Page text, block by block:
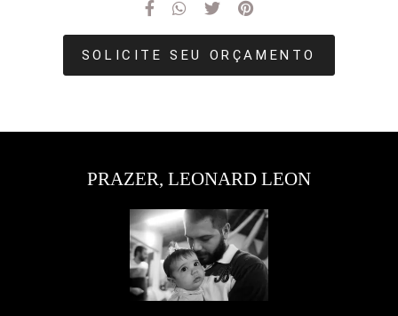
SOLICITE SEU ORÇAMENTO
PRAZER, LEONARD LEON